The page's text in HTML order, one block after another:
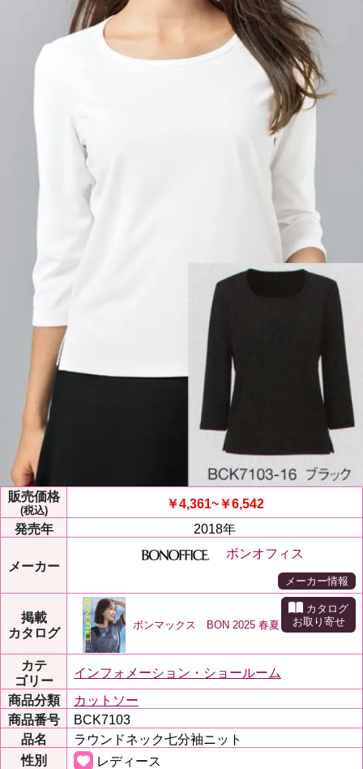
販売価格
(税込)
￥4,361~￥6,542
発売年
2018年
メーカー
ボンオフィス
メーカー情報
掲載
カタログ
ボンマックス BON 2025 春夏
カタログ
お取り寄せ
カテ
ゴリー
インフォメーション・ショールーム
商品分類
カットソー
商品番号
BCK7103
品名
ラウンドネック七分袖ニット
性別
レディース